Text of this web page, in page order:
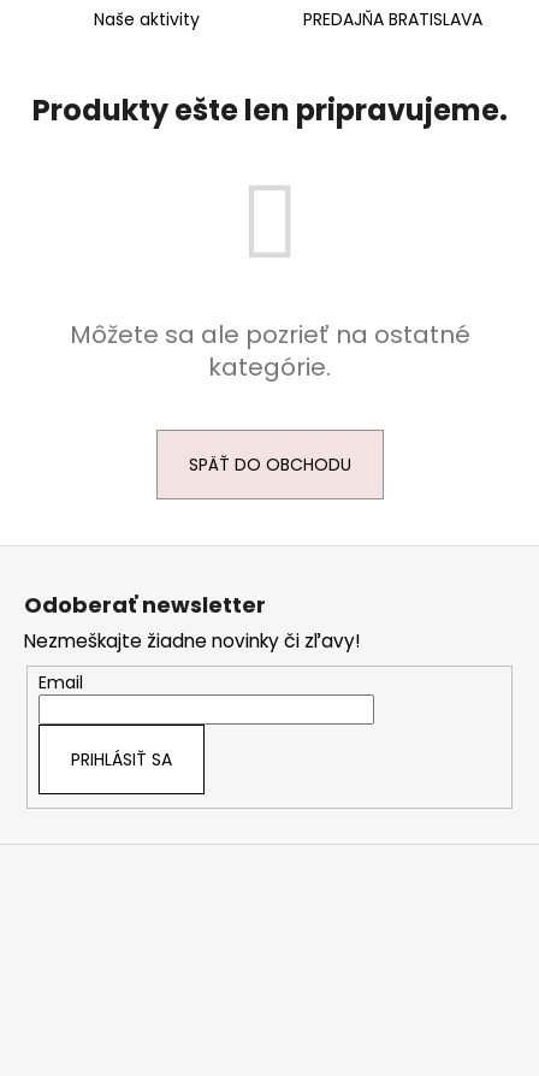
Naše aktivity PREDAJŇA BRATISLAVA
Produkty ešte len pripravujeme.
Môžete sa ale pozrieť na ostatné
kategórie.
SPÄŤ DO OBCHODU
Z
Odoberať newsletter
Nezmeškajte žiadne novinky či zľavy!
Email
PRIHLÁSIŤ SA